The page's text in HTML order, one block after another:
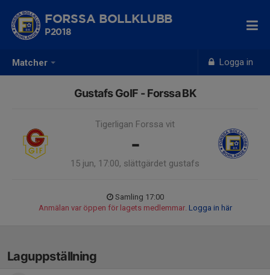
Matcher Logga in
FORSSA BOLLKLUBB
P2018
Gustafs GoIF - Forssa BK
Tigerligan Forssa vit
-
15 jun, 17:00, slättgärdet gustafs
Samling 17:00
Anmälan var öppen för lagets medlemmar. Logga in här
Laguppställning